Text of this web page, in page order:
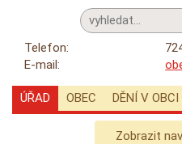
Telefon:
E-mail:
ÚŘAD OBEC DĚNÍ V OBCI
Zobrazit